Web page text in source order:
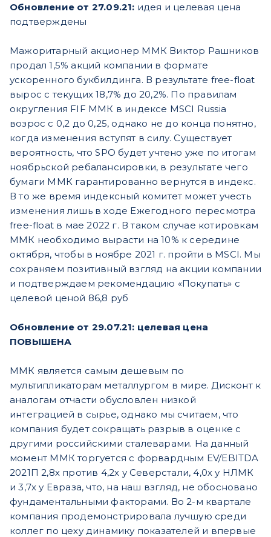
Обновление от 27.09.21: идея и целевая цена
подтверждены
Мажоритарный акционер ММК Виктор Рашников
продал 1,5% акций компании в формате
ускоренного букбилдинга. В результате free-float
вырос с текущих 18,7% до 20,2%. По правилам
округления FIF ММК в индексе MSCI Russia
возрос с 0,2 до 0,25, однако не до конца понятно,
когда изменения вступят в силу. Существует
вероятность, что SPO будет учтено уже по итогам
ноябрьской ребалансировки, в результате чего
бумаги ММК гарантированно вернутся в индекс.
В то же время индексный комитет может учесть
изменения лишь в ходе Ежегодного пересмотра
free-float в мае 2022 г. В таком случае котировкам
ММК необходимо вырасти на 10% к середине
октября, чтобы в ноябре 2021 г. пройти в MSCI. Мы
сохраняем позитивный взгляд на акции компании
и подтверждаем рекомендацию «Покупать» с
целевой ценой 86,8 руб
Обновление от 29.07.21: целевая цена
ПОВЫШЕНА
ММК является самым дешевым по
мультипликаторам металлургом в мире. Дисконт к
аналогам отчасти обусловлен низкой
интеграцией в сырье, однако мы считаем, что
компания будет сокращать разрыв в оценке с
другими российскими сталеварами. На данный
момент ММК торгуется с форвардным EV/EBITDA
2021П 2,8х против 4,2х у Северстали, 4,0х у НЛМК
и 3,7х у Евраза, что, на наш взгляд, не обосновано
фундаментальными факторами. Во 2-м квартале
компания продемонстрировала лучшую среди
коллег по цеху динамику показателей и впервые